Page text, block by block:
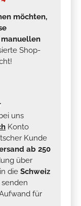
möchten,
Shop-
uns
Konto
Kunde
ab 250
über
die Schweiz
für